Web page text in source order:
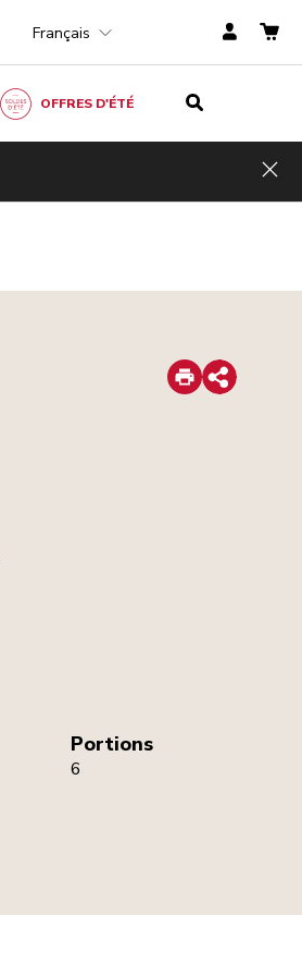
Français
OFFRES D'ÉTÉ
Print
Share
Portions
6